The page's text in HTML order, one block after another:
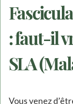
: faut-il
SLA
Vous venez